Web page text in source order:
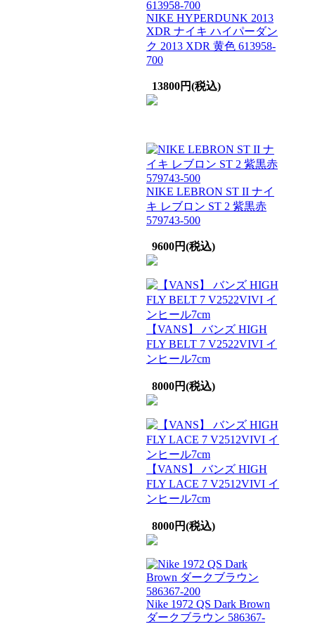
NIKE HYPERDUNK 2013
XDR ナイキ ハイパーダン
ク 2013 XDR 黄色 613958-
700
13800円(税込)
NIKE LEBRON ST II ナイ
キ レブロン ST 2 紫黒赤
579743-500
9600円(税込)
【VANS】 バンズ HIGH
FLY BELT 7 V2522VIVI イ
ンヒール7cm
8000円(税込)
【VANS】 バンズ HIGH
FLY LACE 7 V2512VIVI イ
ンヒール7cm
8000円(税込)
Nike 1972 QS Dark Brown
ダークブラウン 586367-